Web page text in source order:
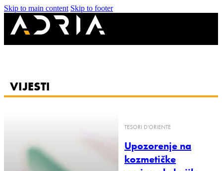
Skip to main content Skip to footer
VIJESTI
TESORI D'ORIENTE
Upozorenje na
kozmetičke